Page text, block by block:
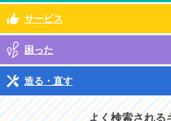
サービス
困った
造る・直す
よく検索される